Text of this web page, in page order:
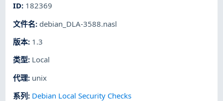
ID: 182369
文件名: debian_DLA-3588.nasl
版本: 1.3
类型: Local
代理: unix
系列: Debian Local Security Checks